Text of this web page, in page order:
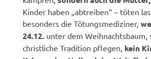
Kinder haben „abtreiben“ – töten
besonders die Tötungsmediziner,
24.12. unter dem Weihnachtsbaum,
christliche Tradition pflegen, kein